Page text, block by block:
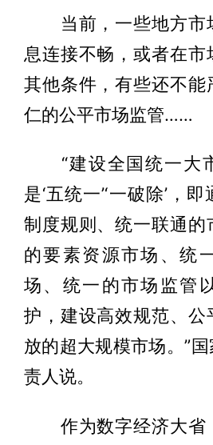
当前，一些地方市
息连接不畅，或者在市
其他条件，有些还不能
仁的公平市场监管……
“建设全国统一大
是‘五统一’‘一破除’，
制度规则、统一联通的
的要素资源市场、统
场、统一的市场监管
护，建设高效规范、公
放的超大规模市场。”
责人说。
作为数字经济大省